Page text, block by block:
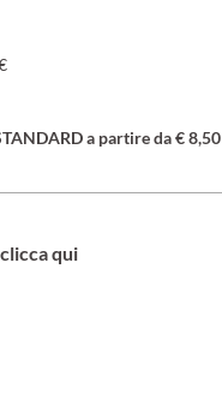
a partire da € 8,50
qui